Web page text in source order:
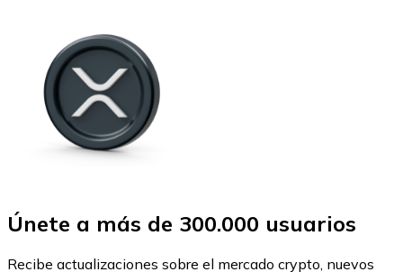
Únete a más de 300.000 usuarios
Recibe actualizaciones sobre el mercado crypto, nuevos